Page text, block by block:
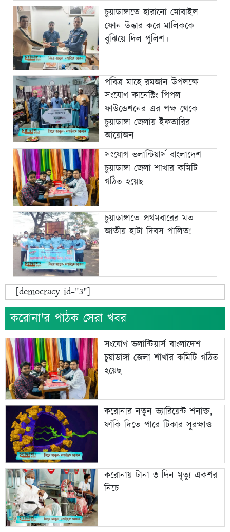
চুয়াডাঙ্গাতে হারানো মোবাইল
ফোন উদ্ধার করে মালিককে
বুঝিয়ে দিল পুলিশ।
পবিত্র মাহে রমজান উপলক্ষে
সংযোগ কানেক্টিং পিপল
ফাউন্ডেশনের এর পক্ষ থেকে
চুয়াডাঙ্গা জেলায় ইফতারির
আয়োজন
সংযোগ ভলান্টিয়ার্স বাংলাদেশ
চুয়াডাঙ্গা জেলা শাখার কমিটি
গঠিত হয়েছ
চুয়াডাঙ্গাতে প্রথমবারের মত
জাতীয় হাটা দিবস পালিত!
[democracy id="3"]
করোনা'র পাঠক সেরা খবর
সংযোগ ভলান্টিয়ার্স বাংলাদেশ
চুয়াডাঙ্গা জেলা শাখার কমিটি গঠিত
হয়েছ
করোনার নতুন ভ্যারিয়েন্ট শনাক্ত,
ফাঁকি দিতে পারে টিকার সুরক্ষাও
করোনায় টানা ৩ দিন মৃত্যু একশর
নিচে